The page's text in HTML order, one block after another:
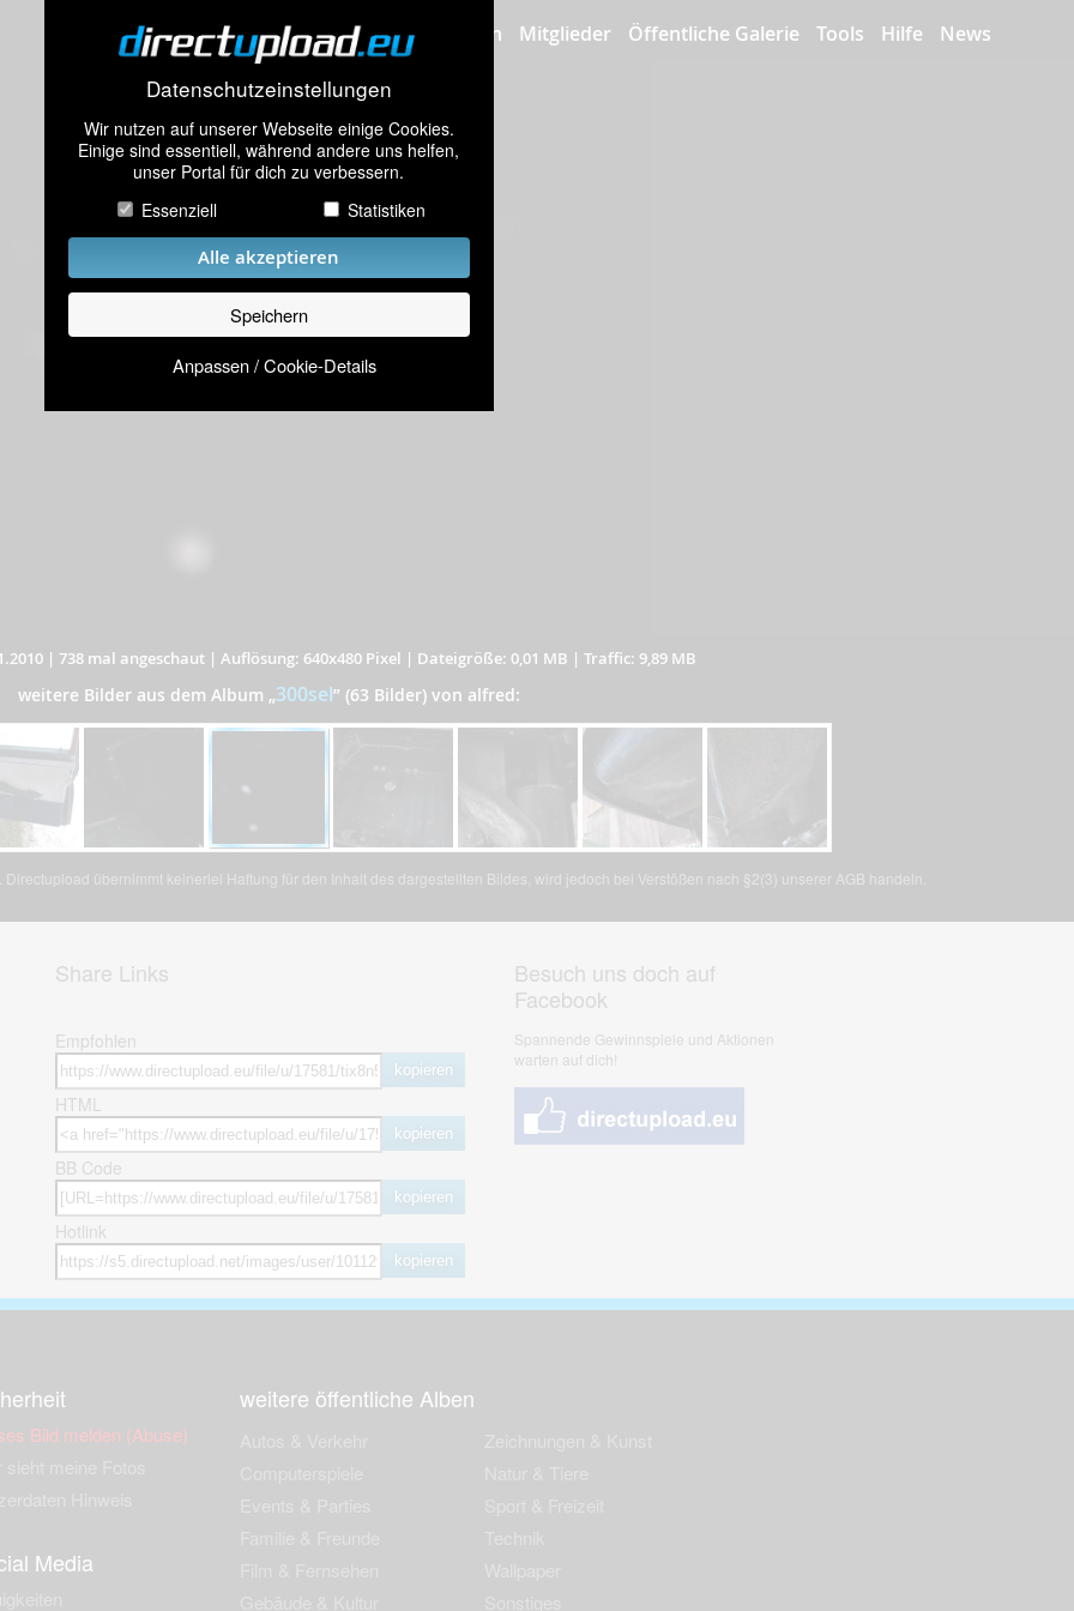
Datenschutzeinstellungen
Wir nutzen auf unserer Webseite einige Cookies.
Einige sind essentiell, während andere uns helfen,
unser Portal für dich zu verbessern.
Essenziell
Statistiken
Alle akzeptieren
Speichern
Anpassen / Cookie-Details
Bilder hochladen Mitglieder Öffentliche Galerie Tools Hilfe News
| 738 mal angeschaut | Auflösung: 640x480 Pixel | Dateigröße: 0,01 MB | Traffic: 9,89 MB
weitere Bilder aus dem Album „300sel” (63 Bilder) von alfred:
übernimmt keinerlei Haftung für den Inhalt des dargestellten Bildes, wird jedoch bei Verstößen nach §2(3) unserer AGB handeln.
Share Links
Empfohlen
kopieren
HTML
kopieren
BB Code
kopieren
Hotlink
kopieren
Besuch uns doch auf
Facebook
Spannende Gewinnspiele und Aktionen
warten auf dich!
Bild melden (Abuse)
Media
weitere öffentliche Alben